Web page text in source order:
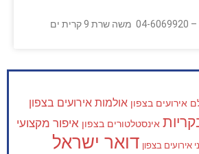
ים
אירועים בצפון אולמות אירועים בצפון
אינסטלטורים בצפון איפור מקצועי
אירועים בצפון דואר ישראל